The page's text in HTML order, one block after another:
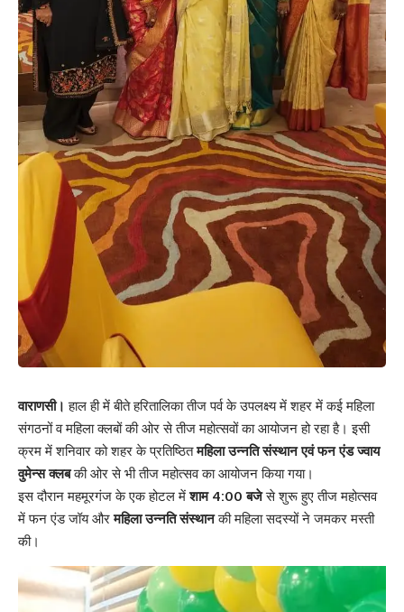
वाराणसी। हाल ही में बीते हरितालिका तीज पर्व के उपलक्ष्य में शहर में कई महिला
संगठनों व महिला क्लबों की ओर से तीज महोत्सवों का आयोजन हो रहा है। इसी
क्रम में शनिवार को शहर के प्रतिष्ठितमहिला उन्नति संस्थान एवं फन एंड ज्वाय
वुमेन्स क्लबकी ओर से भी तीज महोत्सव का आयोजन किया गया।
इस दौरान महमूरगंज के एक होटल मेंशाम 4:00 बजेसे शुरू हुए तीज महोत्सव
में फन एंड जॉय औरमहिला उन्नति संस्थानकी महिला सदस्यों ने जमकर मस्ती
की।